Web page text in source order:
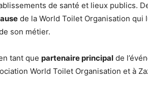
de santé et lieux publics.
de la World Toilet Organisation
son métier.
tant que partenaire principal de
World Toilet Organisation et à